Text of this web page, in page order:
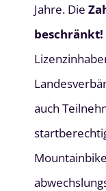
Jahre. Die
beschränkt!
auch